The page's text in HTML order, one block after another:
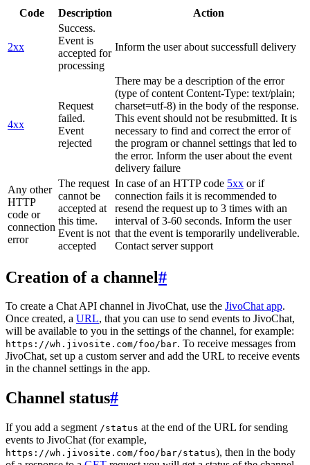
Code Description Action
2xx
Success.
Event is
accepted for
processing
Inform the user about successfull delivery
4xx
Request
failed.
Event
rejected
There may be a description of the error
(type of content Content-Type: text/plain;
charset=utf-8) in the body of the response.
This event should not be resubmitted. It is
necessary to find and correct the error of
the program or channel settings that led to
the error. Inform the user about the event
delivery failure
Any other
HTTP
code or
connection
error
The request
cannot be
accepted at
this time.
Event is not
accepted
In case of an HTTP code 5xx or if
connection fails it is recommended to
resend the request up to 3 times with an
interval of 3-60 seconds. Inform the user
that the event is temporarily undeliverable.
Contact server support
Creation of a channel#
To create a Chat API channel in JivoChat, use the JivoChat app.
Once created, a URL, that you can use to send events to JivoChat,
will be available to you in the settings of the channel, for example:
https://wh.jivosite.com/foo/bar. To receive messages from
JivoChat, set up a custom server and add the URL to receive events
in the channel settings in the app.
Channel status#
If you add a segment /status at the end of the URL for sending
events to JivoChat (for example,
https://wh.jivosite.com/foo/bar/status), then in the body